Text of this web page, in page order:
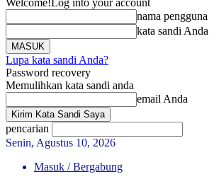
Welcome!Log into your account
nama pengguna
kata sandi Anda
Lupa kata sandi Anda?
Password recovery
Memulihkan kata sandi anda
email Anda
pencarian
Senin, Agustus 10, 2026
Masuk / Bergabung